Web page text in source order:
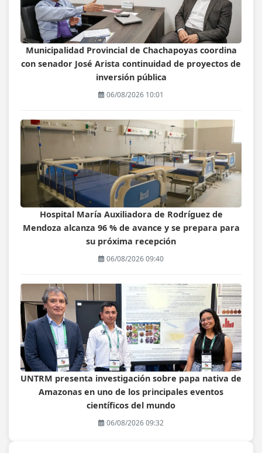
Municipalidad Provincial de Chachapoyas coordina
con senador José Arista continuidad de proyectos de
inversión pública
06/08/2026 10:01
Hospital María Auxiliadora de Rodríguez de
Mendoza alcanza 96 % de avance y se prepara para
su próxima recepción
06/08/2026 09:40
UNTRM presenta investigación sobre papa nativa de
Amazonas en uno de los principales eventos
científicos del mundo
06/08/2026 09:32